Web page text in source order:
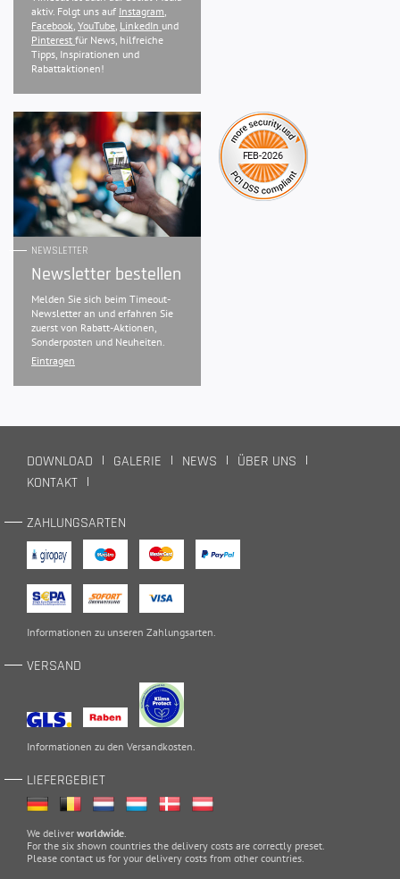
aktiv. Folgt uns auf Instagram,
Facebook, YouTube, LinkedIn und
Pinterest für News, hilfreiche
Tipps, Inspirationen und
Rabattaktionen!
NEWSLETTER
Newsletter bestellen
Melden Sie sich beim Timeout-
Newsletter an und erfahren Sie
zuerst von Rabatt-Aktionen,
Sonderposten und Neuheiten.
Eintragen
DOWNLOAD GALERIE NEWS
ÜBER UNS
KONTAKT
ZAHLUNGSARTEN
Informationen zu unseren Zahlungsarten.
VERSAND
Informationen zu den Versandkosten.
LIEFERGEBIET
We deliver worldwide.
For the six shown countries the delivery costs are correctly preset.
Please contact us for your delivery costs from other countries.